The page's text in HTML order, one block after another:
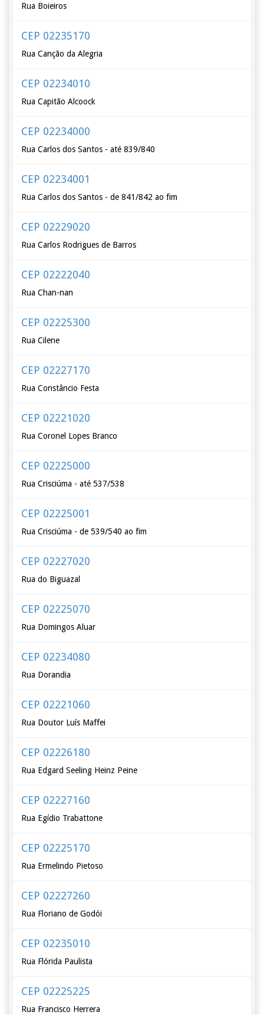
Rua Boieiros
CEP 02235170
Rua Canção da Alegria
CEP 02234010
Rua Capitão Alcoock
CEP 02234000
Rua Carlos dos Santos - até 839/840
CEP 02234001
Rua Carlos dos Santos - de 841/842 ao fim
CEP 02229020
Rua Carlos Rodrigues de Barros
CEP 02222040
Rua Chan-nan
CEP 02225300
Rua Cilene
CEP 02227170
Rua Constâncio Festa
CEP 02221020
Rua Coronel Lopes Branco
CEP 02225000
Rua Crisciúma - até 537/538
CEP 02225001
Rua Crisciúma - de 539/540 ao fim
CEP 02227020
Rua do Biguazal
CEP 02225070
Rua Domingos Aluar
CEP 02234080
Rua Dorandia
CEP 02221060
Rua Doutor Luís Maffei
CEP 02226180
Rua Edgard Seeling Heinz Peine
CEP 02227160
Rua Egídio Trabattone
CEP 02225170
Rua Ermelindo Pietoso
CEP 02227260
Rua Floriano de Godói
CEP 02235010
Rua Flórida Paulista
CEP 02225225
Rua Francisco Herrera